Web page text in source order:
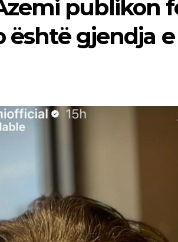
publikon
është gjendja